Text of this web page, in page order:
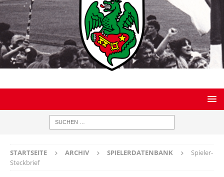
STARTSEITE ARCHIV SPIELERDATENBANK
Spieler-
Steckbrief